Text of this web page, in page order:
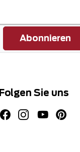
Abonnieren
Folgen Sie uns